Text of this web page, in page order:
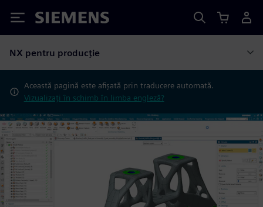
Siemens
NX pentru producție
Această pagină este afișată prin traducere automată.
Vizualizați în schimb în limba engleză?